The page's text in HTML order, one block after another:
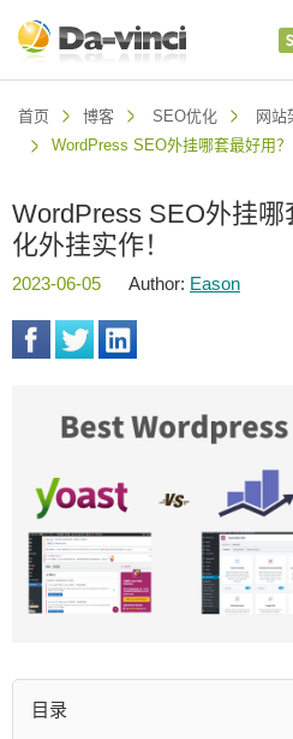
首页 博客 SEO优化
网站
WordPress SEO外挂哪套最好用？
WordPress SEO外挂
化外挂实作！
2023-06-05 Author: Eason
目录